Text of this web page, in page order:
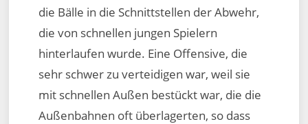
die Bälle in die Schnittstellen der Abwehr,
die von schnellen jungen Spielern
hinterlaufen wurde. Eine Offensive, die
sehr schwer zu verteidigen war, weil sie
mit schnellen Außen bestückt war, die die
Außenbahnen oft überlagerten, so dass